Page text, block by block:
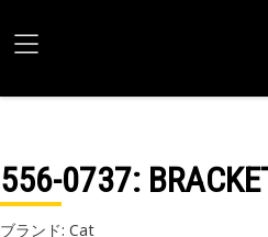
556-0737:
ブランド: Cat